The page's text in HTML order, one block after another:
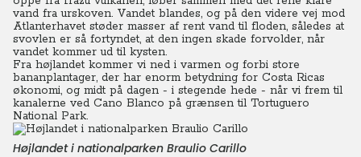
vand fra urskoven. Vandet blandes, og på den videre vej mod
Atlanterhavet støder masser af rent vand til floden, således at
svovlen er så fortyndet, at den ingen skade forvolder, når
vandet kommer ud til kysten.
Fra højlandet kommer vi ned i varmen og forbi store
bananplantager, der har enorm betydning for Costa Ricas
økonomi, og midt på dagen - i stegende hede - når vi frem til
kanalerne ved Cano Blanco på grænsen til Tortuguero
National Park.
Højlandet i nationalparken Braulio Carillo